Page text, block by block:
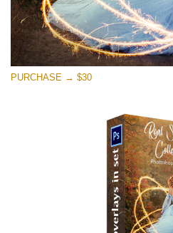
PURCHASE → $30